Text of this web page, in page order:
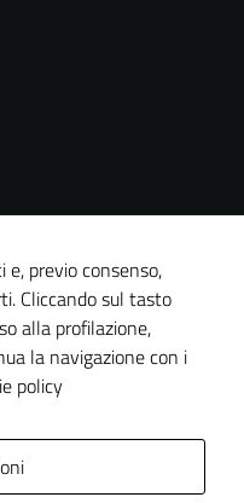
previo consenso,
Cliccando sul tasto
alla profilazione,
la navigazione con i
policy